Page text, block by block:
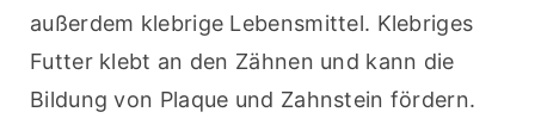
außerdem klebrige Lebensmittel. Klebriges
Futter klebt an den Zähnen und kann die
Bildung von Plaque und Zahnstein fördern.